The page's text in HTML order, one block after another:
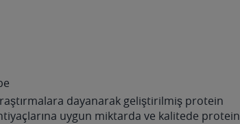
dayanarak geliştirilmiş protein
uygun miktarda ve kalitede protein